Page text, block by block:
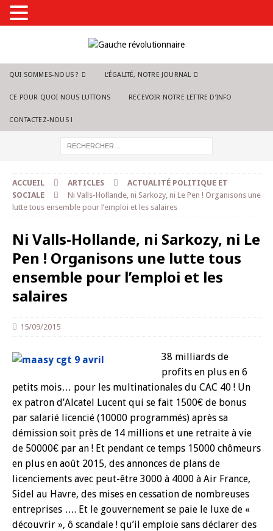
QUI SOMMES-NOUS ? L’ÉGALITÉ, NOTRE JOURNAL
CE POUR QUOI NOUS LUTTONS RECEVOIR NOTRE LETTRE D’INFO
CONTACTEZ-NOUS !
ACCUEIL ARTICLES
ACTUALITÉ POLITIQUE ET
SOCIALE
Ni Valls-Hollande, ni Sarkozy, ni Le Pen ! Organisons une
lutte tous ensemble pour l’emploi et les salaires
Ni Valls-Hollande, ni Sarkozy, ni Le
Pen ! Organisons une lutte tous
ensemble pour l’emploi et les
salaires
15/09/2015
38 milliards de
profits en plus en 6
petits mois… pour les multinationales du CAC 40 ! Un
ex patron d’Alcatel Lucent qui se fait 1500€ de bonus
par salarié licencié (10000 programmés) après sa
démission soit près de 14 millions et une retraite à vie
de 50000€ par an ! Et pendant ce temps 15000 chômeurs
en plus en août 2015, des annonces de plans de
licenciements avec peut-être 3000 à 4000 à Air France,
Sidel au Havre, des mises en cessation de nombreuses
entreprises …. Et le gouvernement se paie le luxe de «
découvrir », ô scandale ! qu’il emploie sans déclarer des